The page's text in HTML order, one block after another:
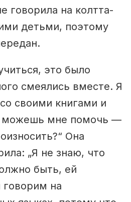
говорила на колтта-
детьми, поэтому
это было
смеялись вместе. Я
своими книгами и
можешь мне помочь —
Она
„Я не знаю, что
быть, ей
говорим на